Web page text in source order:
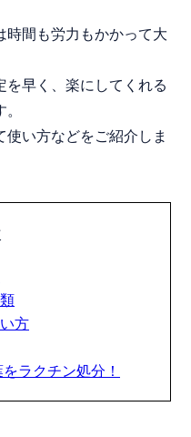
時間も労力もかかって大
を早く、楽にしてくれる
い方などをご紹介しま
方
ラクチン処分！